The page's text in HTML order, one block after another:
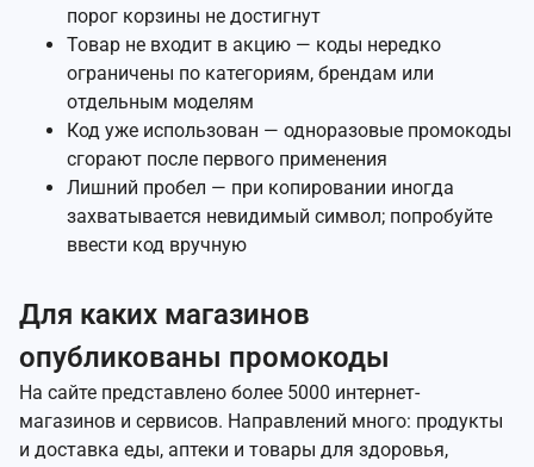
порог корзины не достигнут
Товар не входит в акцию — коды нередко
ограничены по категориям, брендам или
отдельным моделям
Код уже использован — одноразовые промокоды
сгорают после первого применения
Лишний пробел — при копировании иногда
захватывается невидимый символ; попробуйте
ввести код вручную
Для каких магазинов
опубликованы промокоды
На сайте представлено более 5000 интернет-
магазинов и сервисов. Направлений много: продукты
и доставка еды, аптеки и товары для здоровья,